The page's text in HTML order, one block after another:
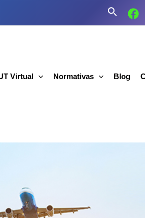
Buscar
Virtual Normativas Blog